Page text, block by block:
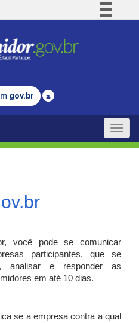
Comunica BR
Legislação
gov.br
Toggle
você pode se comunicar
participantes, que se
analisar e responder as
em até 10 dias.
se a empresa contra a qual